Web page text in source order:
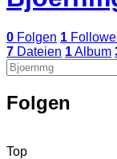
0 Folgen 1
7 Dateien 1Album
Folgen
Top